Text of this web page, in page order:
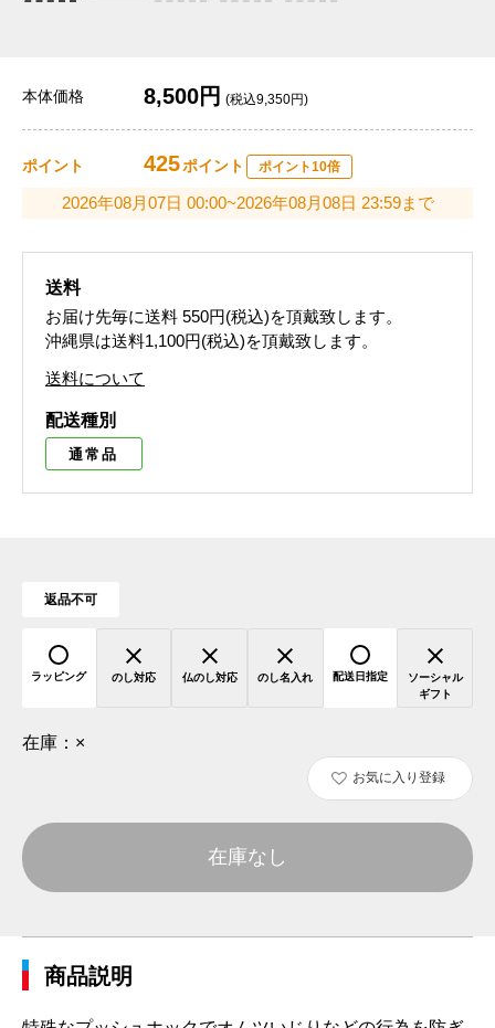
本体価格 8,500円 (税込9,350円)
ポイント 425ポイント ポイント10倍
2026年08月07日 00:00~2026年08月08日 23:59まで
送料
お届け先毎に送料 550円(税込)を頂戴致します。
沖縄県は送料1,100円(税込)を頂戴致します。
送料について
配送種別
通常品
返品不可
ラッピング のし対応 仏のし対応 のし名入れ 配送日指定
ソーシャル
ギフト
在庫： ×
お気に入り登録
在庫なし
商品説明